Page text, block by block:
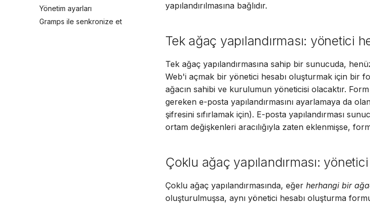
日
Yönetim ayarları
Gramps ile senkronize et
yapılandırılmasına bağlıdır.
Tek ağaç yapılandırması: yönetici
Tek ağaç yapılandırmasına sahip bir sunucuda,
Web'i açmak bir yönetici hesabı oluşturmak için bir
ağacın sahibi ve kurulumun yöneticisi olacaktır.
gereken e-posta yapılandırmasını ayarlamaya da
şifresini sıfırlamak için). E-posta yapılandırması
ortam değişkenleri aracılığıyla zaten eklenmişse,
Çoklu ağaç yapılandırması:
Çoklu ağaç yapılandırmasında, eğer herhangi bir
oluşturulmuşsa, aynı yönetici hesabı oluşturma